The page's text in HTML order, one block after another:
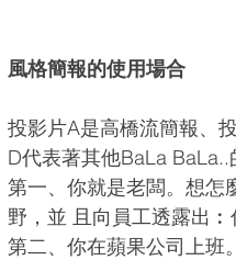
風格簡報的使用場合
投影片A是高橋流簡報、
D代表著其他BaLa
第一、你就是老闆。想怎
野，並 且向員工透露出︰
第二、你在蘋果公司上班